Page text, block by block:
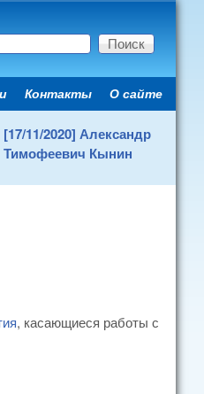
поиска
menu
Контакты О сайте
[17/11/2020] Александр
Тимофеевич Кынин
, касающиеся работы с